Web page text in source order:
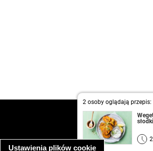
Ustawienia plików cookie
2 osoby oglądają przepis:
kontakt
regulamin
informacja o prywatności